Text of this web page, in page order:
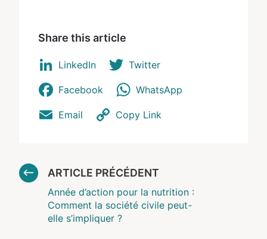
Share this article
LinkedIn Twitter
Facebook WhatsApp
Email Copy Link
ARTICLE PRÉCÉDENT
Année d’action pour la nutrition :
Comment la société civile peut-
elle s’impliquer ?